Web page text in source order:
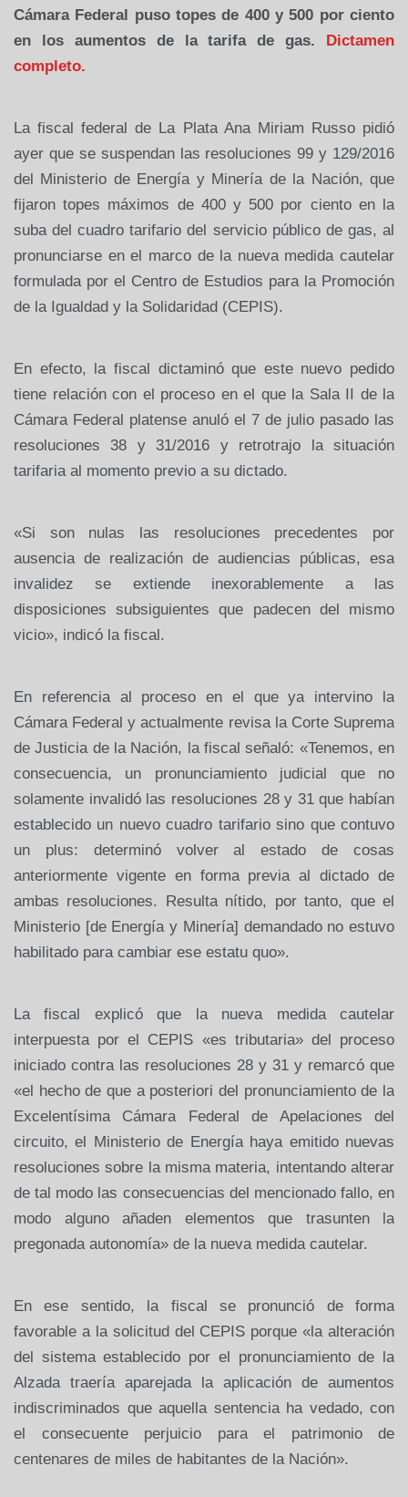
Cámara Federal puso topes de 400 y 500 por ciento
en los aumentos de la tarifa de gas. Dictamen
completo.
La fiscal federal de La Plata Ana Miriam Russo pidió
ayer que se suspendan las resoluciones 99 y 129/2016
del Ministerio de Energía y Minería de la Nación, que
fijaron topes máximos de 400 y 500 por ciento en la
suba del cuadro tarifario del servicio público de gas, al
pronunciarse en el marco de la nueva medida cautelar
formulada por el Centro de Estudios para la Promoción
de la Igualdad y la Solidaridad (CEPIS).
En efecto, la fiscal dictaminó que este nuevo pedido
tiene relación con el proceso en el que la Sala II de la
Cámara Federal platense anuló el 7 de julio pasado las
resoluciones 38 y 31/2016 y retrotrajo la situación
tarifaria al momento previo a su dictado.
«Si son nulas las resoluciones precedentes por
ausencia de realización de audiencias públicas, esa
invalidez se extiende inexorablemente a las
disposiciones subsiguientes que padecen del mismo
vicio», indicó la fiscal.
En referencia al proceso en el que ya intervino la
Cámara Federal y actualmente revisa la Corte Suprema
de Justicia de la Nación, la fiscal señaló: «Tenemos, en
consecuencia, un pronunciamiento judicial que no
solamente invalidó las resoluciones 28 y 31 que habían
establecido un nuevo cuadro tarifario sino que contuvo
un plus: determinó volver al estado de cosas
anteriormente vigente en forma previa al dictado de
ambas resoluciones. Resulta nítido, por tanto, que el
Ministerio [de Energía y Minería] demandado no estuvo
habilitado para cambiar ese estatu quo».
La fiscal explicó que la nueva medida cautelar
interpuesta por el CEPIS «es tributaria» del proceso
iniciado contra las resoluciones 28 y 31 y remarcó que
«el hecho de que a posteriori del pronunciamiento de la
Excelentísima Cámara Federal de Apelaciones del
circuito, el Ministerio de Energía haya emitido nuevas
resoluciones sobre la misma materia, intentando alterar
de tal modo las consecuencias del mencionado fallo, en
modo alguno añaden elementos que trasunten la
pregonada autonomía» de la nueva medida cautelar.
En ese sentido, la fiscal se pronunció de forma
favorable a la solicitud del CEPIS porque «la alteración
del sistema establecido por el pronunciamiento de la
Alzada traería aparejada la aplicación de aumentos
indiscriminados que aquella sentencia ha vedado, con
el consecuente perjuicio para el patrimonio de
centenares de miles de habitantes de la Nación».